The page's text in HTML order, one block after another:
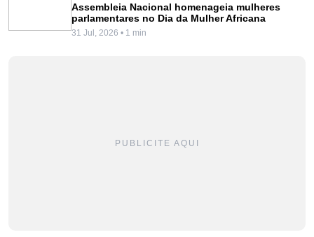
Assembleia Nacional homenageia mulheres
parlamentares no Dia da Mulher Africana
31 Jul, 2026 • 1 min
PUBLICITE AQUI